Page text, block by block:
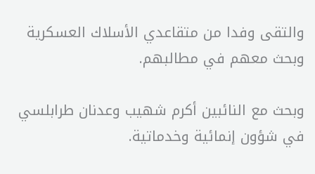
والتقى وفدا من متقاعدي الأسلاك العسكرية
وبحث معهم في مطالبهم.
وبحث مع النائبين أكرم شهيب وعدنان طرابلسي
في شؤون إنمائية وخدماتية.